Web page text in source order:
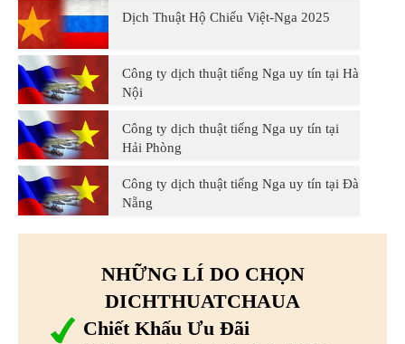
Dịch Thuật Hộ Chiếu Việt-Nga 2025
Công ty dịch thuật tiếng Nga uy tín tại Hà
Nội
Công ty dịch thuật tiếng Nga uy tín tại
Hải Phòng
Công ty dịch thuật tiếng Nga uy tín tại Đà
Nẵng
NHỮNG LÍ DO CHỌN
DICHTHUATCHAUA
Chiết Khấu Ưu Đãi